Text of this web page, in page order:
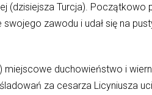
(dzisiejsza Turcja). Początkowo
swojego zawodu i udał się na
miejscowe duchowieństwo i
za cesarza Licyniusza